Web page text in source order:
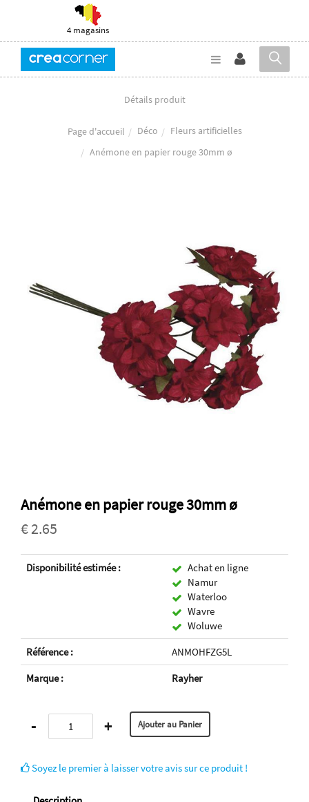
4 magasins
Détails produit
Page d'accueil Déco
Fleurs artificielles
Anémone en papier rouge 30mm ø
Anémone en papier rouge 30mm ø
€ 2.65
Disponibilité estimée :
Achat en ligne
Namur
Waterloo
Wavre
Woluwe
Référence :
ANMOHFZG5L
Marque :
Rayher
- +
Soyez le premier à laisser votre avis sur ce produit !